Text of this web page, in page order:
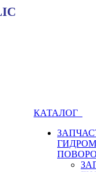
КАТАЛОГ